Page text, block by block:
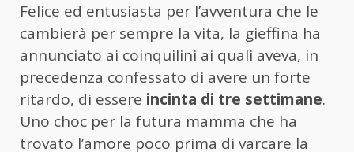
Felice ed entusiasta per l’avventura che le
cambierà per sempre la vita, la gieffina ha
annunciato ai coinquilini ai quali aveva, in
precedenza confessato di avere un forte
ritardo, di essere incinta di tre settimane.
Uno choc per la futura mamma che ha
trovato l’amore poco prima di varcare la